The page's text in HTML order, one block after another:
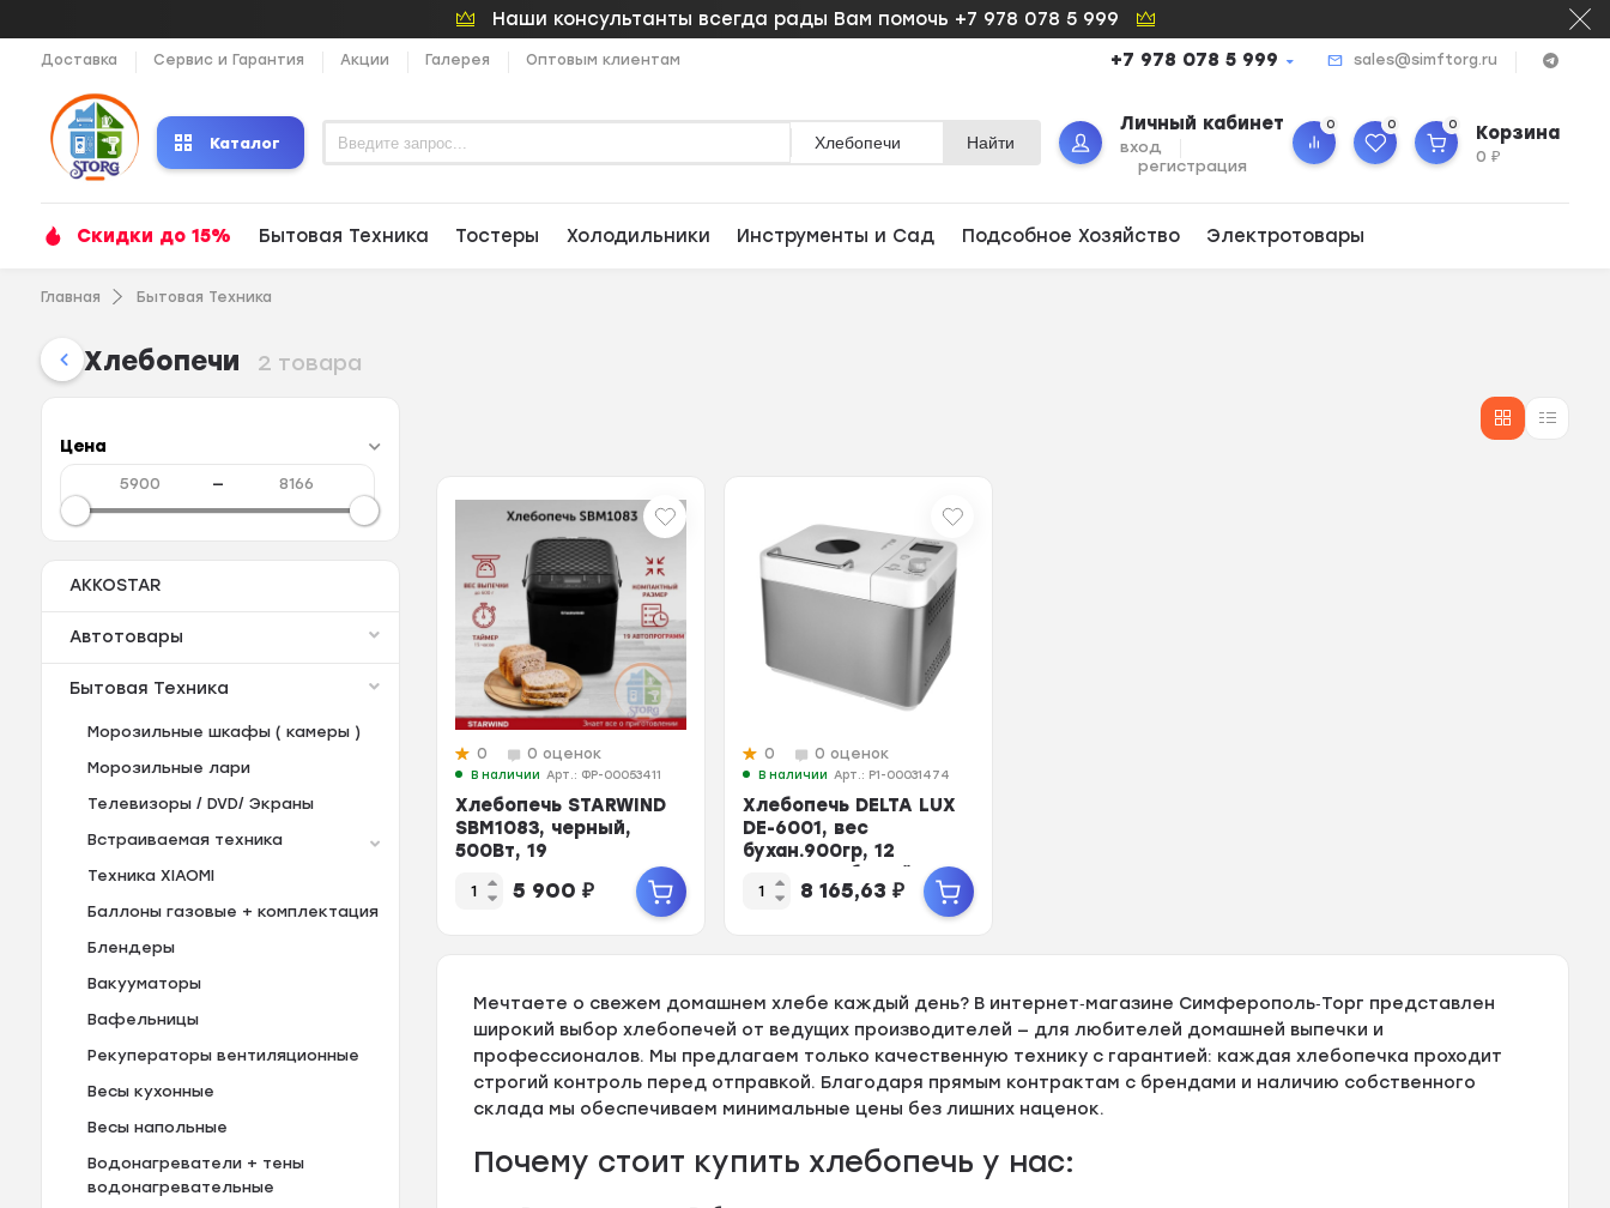
Наши консультанты всегда рады Вам помочь +7 978 078 5 999
Доставка Сервис и Гарантия Акции Галерея Оптовым клиентам +7 978 078 5 999 sales@simftorg.ru
Каталог Хлебопечи Найти
Личный кабинет
вход
регистрация
0 0 0 Корзина
0₽
Скидки до 15% Бытовая Техника Тостеры Холодильники Инструменты и Сад Подсобное Хозяйство Электротовары
Главная Бытовая Техника
Хлебопечи 2 товара
Цена
—
AKKOSTAR
Автотовары
Бытовая Техника
Морозильные шкафы ( камеры )
Морозильные лари
Телевизоры / DVD/ Экраны
Bстраиваемая техника
Техника XIAOMI
Баллоны газовые + комплектация
Блендеры
Вакууматоры
Вафельницы
Рекуператоры вентиляционные
Весы кухонные
Весы напольные
Водонагреватели + тены
водонагревательные
0 0 оценок
В наличии Арт.: ФР-00053411
Хлебопечь STARWIND
SBM1083, черный,
500Вт, 19
автопрограмм, вес
хлеба 450-600...
5 900 ₽
0 0 оценок
В наличии Арт.: Р1-00031474
Хлебопечь DELTA LUX
DE-6001, вес
бухан.900гр, 12
программ, белый
8 165,63 ₽
Мечтаете о свежем домашнем хлебе каждый день? В интернет‑магазине Симферополь‑Торг представлен
широкий выбор хлебопечей от ведущих производителей — для любителей домашней выпечки и
профессионалов. Мы предлагаем только качественную технику с гарантией: каждая хлебопечка проходит
строгий контроль перед отправкой. Благодаря прямым контрактам с брендами и наличию собственного
склада мы обеспечиваем минимальные цены без лишних наценок.
Почему стоит купить хлебопечь у нас: